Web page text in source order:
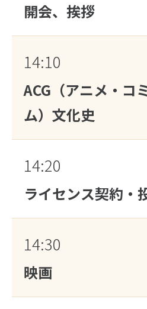
開会、挨拶
14:10
ACG（アニメ・コ
ム）文化史
14:20
ライセンス契約・
14:30
映画